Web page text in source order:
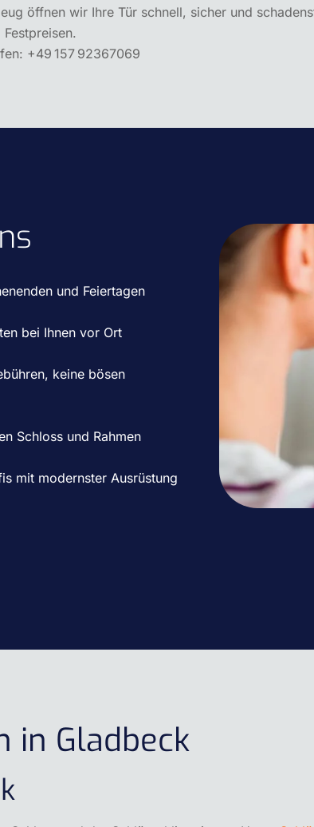
öffnen wir Ihre Tür schnell, sicher und
Festpreisen.
+49 157 92367069
und Feiertagen
bei Ihnen vor Ort
keine bösen
Schloss und Rahmen
mit modernster Ausrüstung
in Gladbeck